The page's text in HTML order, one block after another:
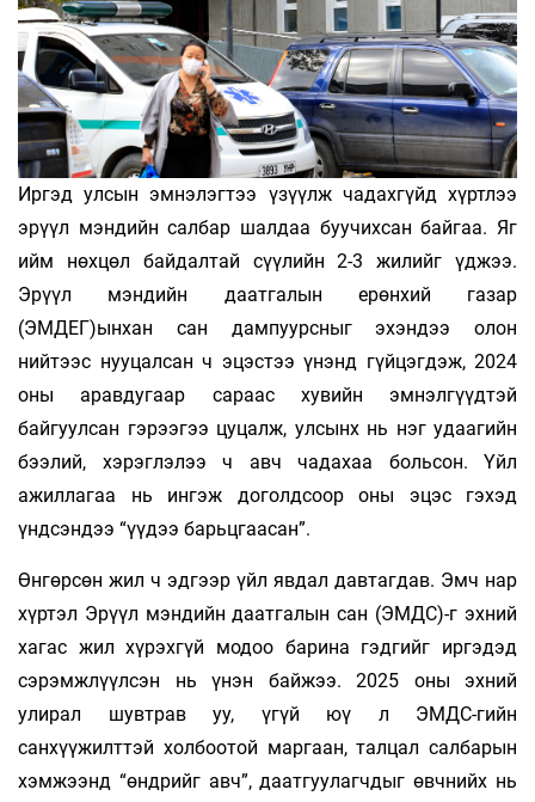
Иргэд улсын эмнэлэгтээ үзүүлж чадахгүйд хүртлээ
эрүүл мэндийн салбар шалдаа буучихсан байгаа. Яг
ийм нөхцөл байдалтай сүүлийн 2-3 жилийг үджээ.
Эрүүл мэндийн даатгалын ерөнхий газар
(ЭМДЕГ)ынхан сан дампуурсныг эхэндээ олон
нийтээс нууцалсан ч эцэстээ үнэнд гүйцэгдэж, 2024
оны аравдугаар сараас хувийн эмнэлгүүдтэй
байгуулсан гэрээгээ цуцалж, улсынх нь нэг удаагийн
бээлий, хэрэглэлээ ч авч чадахаа больсон. Үйл
ажиллагаа нь ингэж доголдсоор оны эцэс гэхэд
үндсэндээ “үүдээ барьцгаасан”.
Өнгөрсөн жил ч эдгээр үйл явдал давтагдав. Эмч нар
хүртэл Эрүүл мэндийн даатгалын сан (ЭМДС)-г эхний
хагас жил хүрэхгүй модоо барина гэдгийг иргэдэд
сэрэмжлүүлсэн нь үнэн байжээ. 2025 оны эхний
улирал шувтрав уу, үгүй юү л ЭМДС-гийн
санхүүжилттэй холбоотой маргаан, талцал салбарын
хэмжээнд “өндрийг авч”, даатгуулагчдыг өвчнийх нь